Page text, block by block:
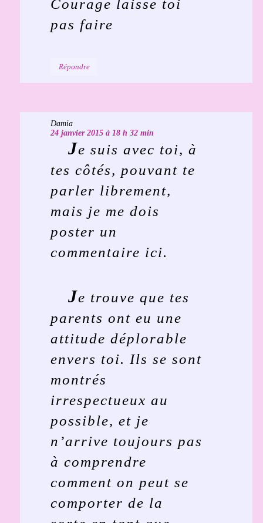
Courage laisse toi
pas faire
Répondre
Damia
24 janvier 2015 à 18 h 32 min
Je suis avec toi, à
tes côtés, pouvant te
parler librement,
mais je me dois
poster un
commentaire ici.
Je trouve que tes
parents ont eu une
attitude déplorable
envers toi. Ils se sont
montrés
irrespectueux au
possible, et je
n’arrive toujours pas
à comprendre
comment on peut se
comporter de la